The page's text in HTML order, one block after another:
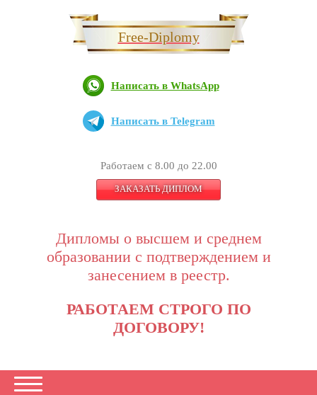
Free-Diplomy
Написать в WhatsApp
Написать в Telegram
Работаем с 8.00 до 22.00
ЗАКАЗАТЬ ДИПЛОМ
Дипломы о высшем и среднем
образовании с подтверждением и
занесением в реестр.
РАБОТАЕМ СТРОГО ПО
ДОГОВОРУ!